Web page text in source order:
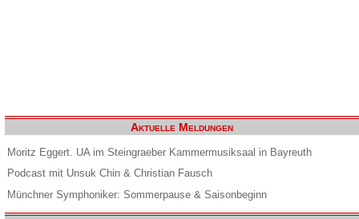
Aktuelle Meldungen
Moritz Eggert. UA im Steingraeber Kammermusiksaal in Bayreuth
Podcast mit Unsuk Chin & Christian Fausch
Münchner Symphoniker: Sommerpause & Saisonbeginn